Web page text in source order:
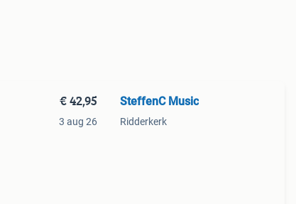
€ 42,95
3 aug 26
SteffenC Music
Ridderkerk